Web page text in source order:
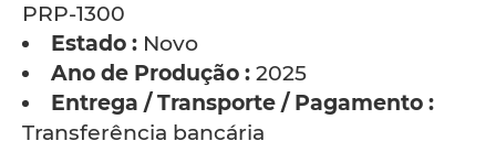
PRP-1300
Estado : Novo
Ano de Produção : 2025
Entrega / Transporte / Pagamento :
Transferência bancária